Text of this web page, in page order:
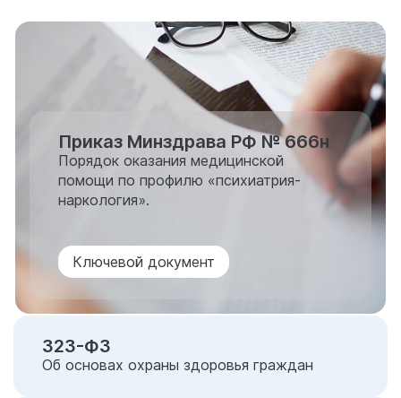
323-ФЗ
Об основах охраны здоровья граждан
Приказ Минздрава РФ № 666н
Порядок оказания медицинской
помощи по профилю «психиатрия-
наркология».
Ключевой документ